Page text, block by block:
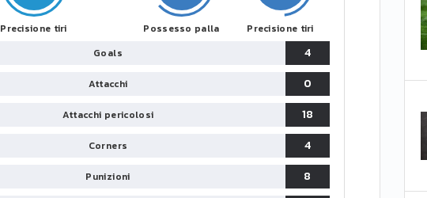
Precisione tiri Possesso palla Precisione tiri
Goals
4
Attacchi
0
Attacchi pericolosi
18
Corners
4
Punizioni 8